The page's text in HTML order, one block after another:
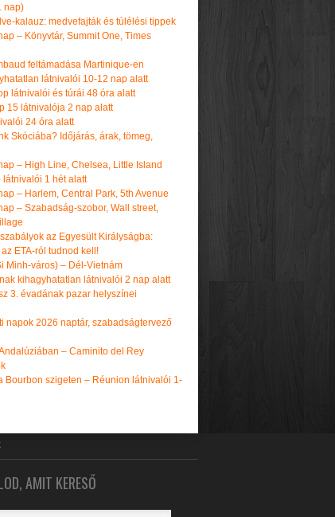
nap)
kalauz: medvefajták és túlélési tippek
– Könyvtár, Summit One, Times
feltámadása Martinique-en
látnivalói 10-12 nap alatt
látnivalói és túrái 48 óra alatt
15 látnivalója 2 nap alatt
24 óra alatt
Skóciába? Időjárás, árak, tömeg,
– High Line, Chelsea, Little Island
látnivalói 1 hét alatt
– Harlem, Central Park, 5th Avenue
– Szabadság-szobor, Wall street,
az Egyesült Királyságba:
ETA-ról tudnod kell!
Minh-város) – Dél-Vietnám
kihagyhatatlan látnivalói 2 nap alatt
3. évadának pazar helyszínei
napok 2026 naptár, szabadságtervező
– Caminito del Rey
Bourbon szigeten – Réunion látnivalói 1-
AMIT KERESŐ